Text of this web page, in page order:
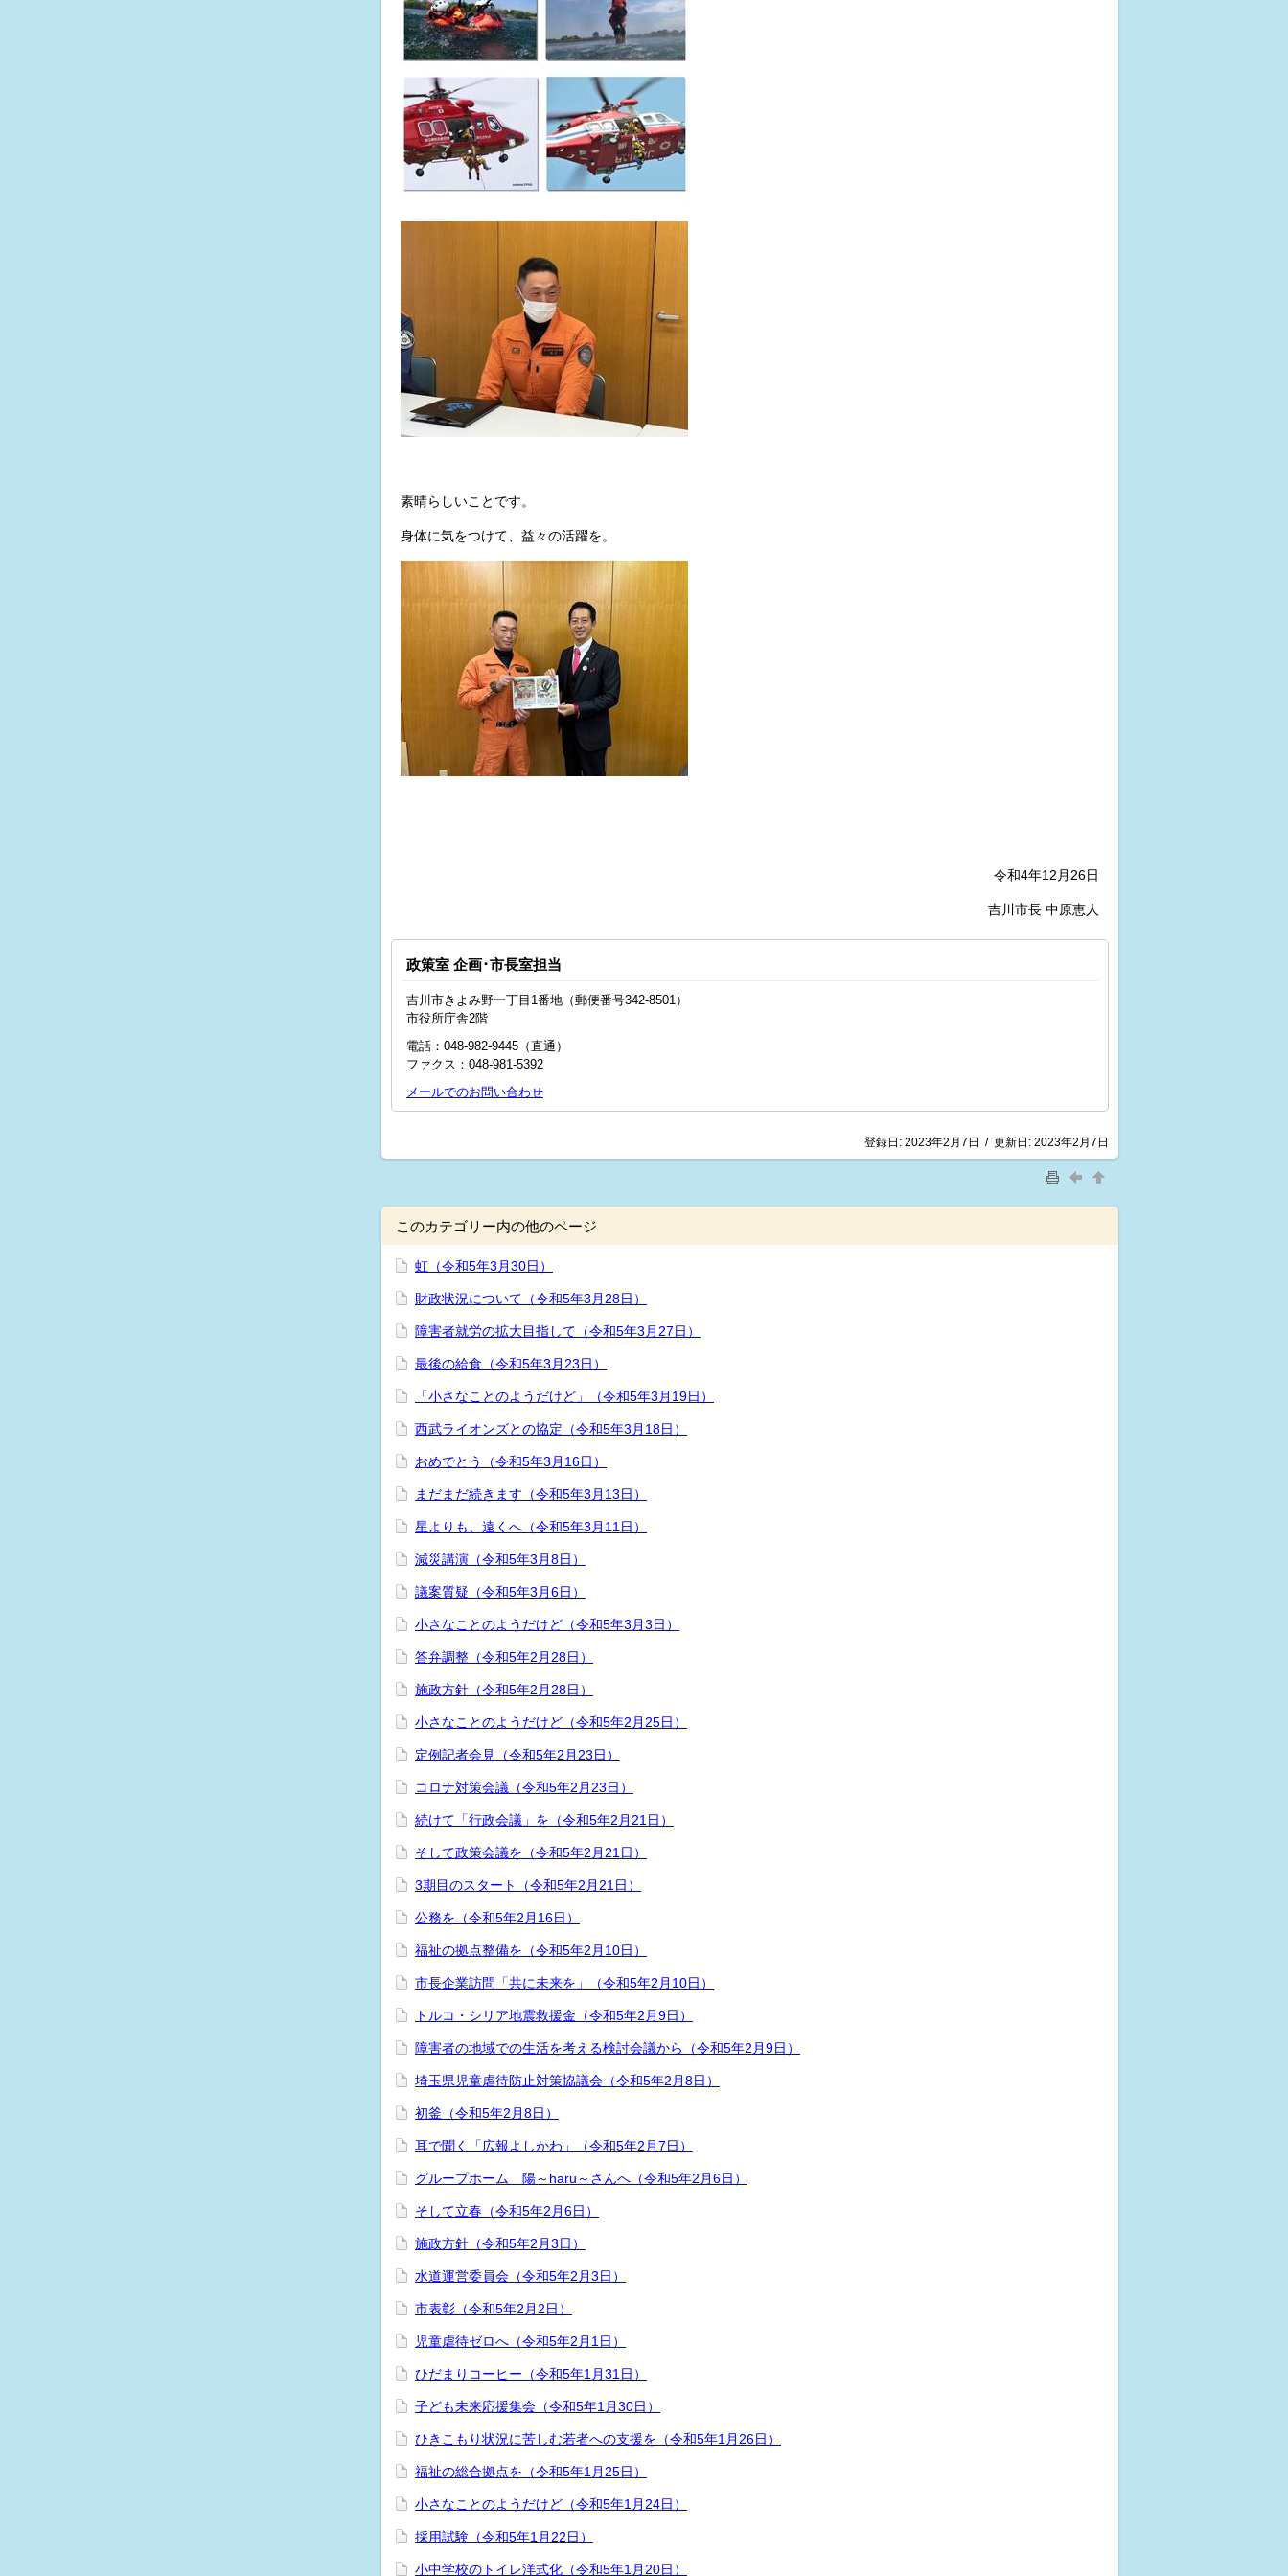
素晴らしいことです。
身体に気をつけて、益々の活躍を。
令和4年12月26日
吉川市長 中原恵人
政策室 企画･市長室担当
吉川市きよみ野一丁目1番地（郵便番号342-8501）
市役所庁舎2階
電話：048‐982‐9445（直通）
ファクス：048-981-5392
メールでのお問い合わせ
登録日: 2023年2月7日 / 更新日: 2023年2月7日
このカテゴリー内の他のページ
虹（令和5年3月30日）
財政状況について（令和5年3月28日）
障害者就労の拡大目指して（令和5年3月27日）
最後の給食（令和5年3月23日）
「小さなことのようだけど」（令和5年3月19日）
西武ライオンズとの協定（令和5年3月18日）
おめでとう（令和5年3月16日）
まだまだ続きます（令和5年3月13日）
星よりも、遠くへ（令和5年3月11日）
減災講演（令和5年3月8日）
議案質疑（令和5年3月6日）
小さなことのようだけど（令和5年3月3日）
答弁調整（令和5年2月28日）
施政方針（令和5年2月28日）
小さなことのようだけど（令和5年2月25日）
定例記者会見（令和5年2月23日）
コロナ対策会議（令和5年2月23日）
続けて「行政会議」を（令和5年2月21日）
そして政策会議を（令和5年2月21日）
3期目のスタート（令和5年2月21日）
公務を（令和5年2月16日）
福祉の拠点整備を（令和5年2月10日）
市長企業訪問「共に未来を」（令和5年2月10日）
トルコ・シリア地震救援金（令和5年2月9日）
障害者の地域での生活を考える検討会議から（令和5年2月9日）
埼玉県児童虐待防止対策協議会（令和5年2月8日）
初釜（令和5年2月8日）
耳で聞く「広報よしかわ」（令和5年2月7日）
グループホーム 陽～haru～さんへ（令和5年2月6日）
そして立春（令和5年2月6日）
施政方針（令和5年2月3日）
水道運営委員会（令和5年2月3日）
市表彰（令和5年2月2日）
児童虐待ゼロへ（令和5年2月1日）
ひだまりコーヒー（令和5年1月31日）
子ども未来応援集会（令和5年1月30日）
ひきこもり状況に苦しむ若者への支援を（令和5年1月26日）
福祉の総合拠点を（令和5年1月25日）
小さなことのようだけど（令和5年1月24日）
採用試験（令和5年1月22日）
小中学校のトイレ洋式化（令和5年1月20日）